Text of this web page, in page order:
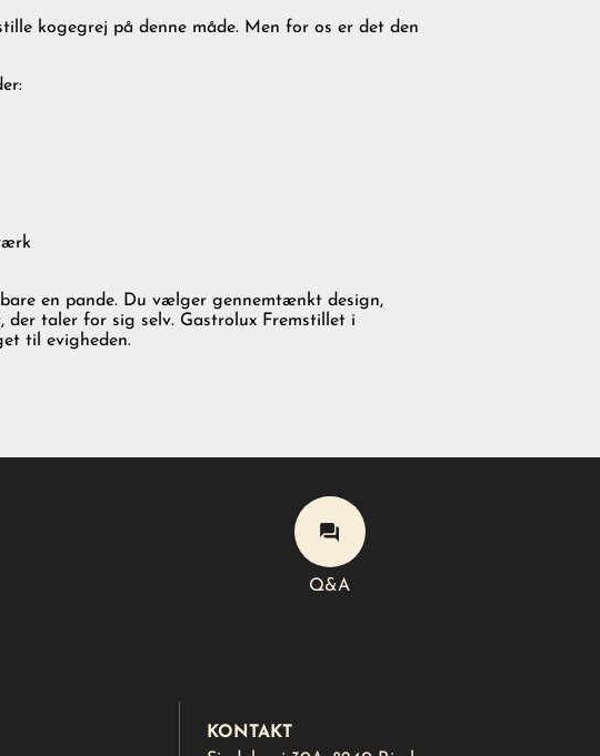
kogegrej på denne måde. Men for os er det den
en pande. Du vælger gennemtænkt design,
taler for sig selv. Gastrolux Fremstillet i
til evigheden.
Q&A
Q&A
KONTAKT